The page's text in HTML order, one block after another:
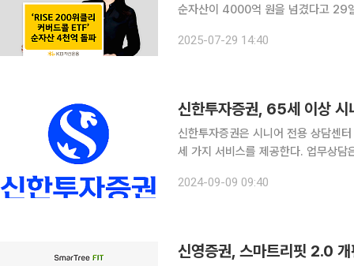
순자산이 4000억 원을 넘겼다고 29일 밝혔다. 최근 코스피가 3200선을 두
안정적 현금 흐름을 확보하려는 투
2025-07-29 14:40
신한투자증권, 65세 이상 시
신한투자증권은 시니어 전용 상담센터
세 가지 서비스를 제공한다. 업무상담
한, 증권 외 앱 관련 문의 등 기타상담
2024-09-09 09:40
신영증권, 스마트리핏 2.0